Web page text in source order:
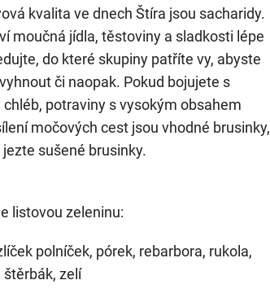
kvalita ve dnech Štíra jsou sacharidy.
moučná jídla, těstoviny a sladkosti lépe
do které skupiny patříte vy, abyste
či naopak. Pokud bojujete s
potraviny s vysokým obsahem
močových cest jsou vhodné brusinky,
sušené brusinky.
listovou zeleninu:
polníček, pórek, rebarbora, rukola,
štěrbák, zelí